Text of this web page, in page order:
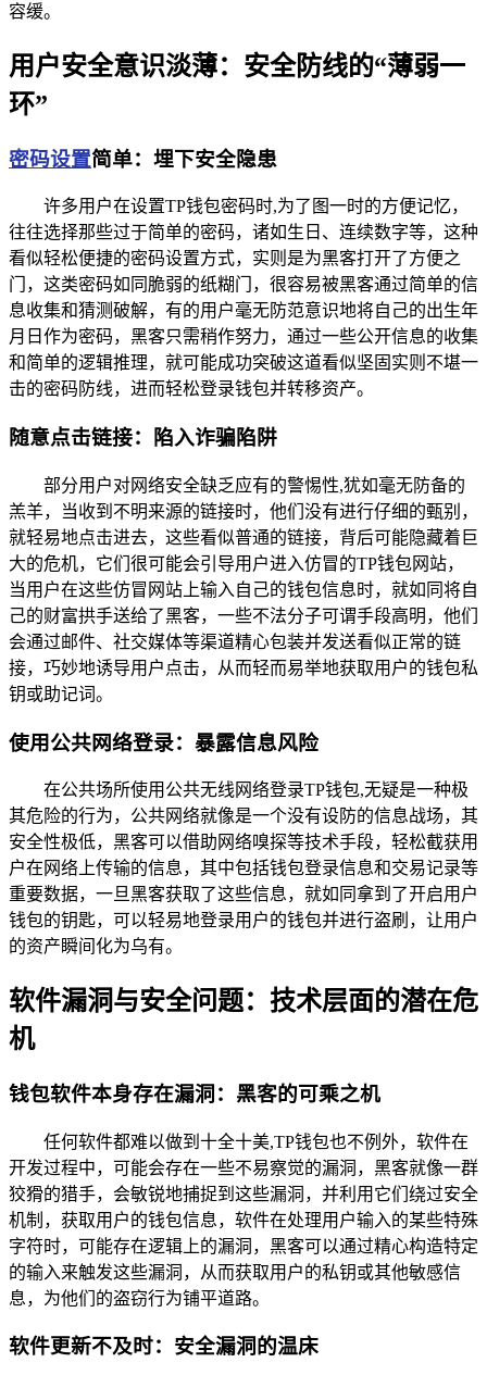
容缓。
用户安全意识淡薄：安全防线的“薄弱一
环”
密码设置简单：埋下安全隐患
许多用户在设置TP钱包密码时,为了图一时的方便记忆，
往往选择那些过于简单的密码，诸如生日、连续数字等，这种
看似轻松便捷的密码设置方式，实则是为黑客打开了方便之
门，这类密码如同脆弱的纸糊门，很容易被黑客通过简单的信
息收集和猜测破解，有的用户毫无防范意识地将自己的出生年
月日作为密码，黑客只需稍作努力，通过一些公开信息的收集
和简单的逻辑推理，就可能成功突破这道看似坚固实则不堪一
击的密码防线，进而轻松登录钱包并转移资产。
随意点击链接：陷入诈骗陷阱
部分用户对网络安全缺乏应有的警惕性,犹如毫无防备的
羔羊，当收到不明来源的链接时，他们没有进行仔细的甄别，
就轻易地点击进去，这些看似普通的链接，背后可能隐藏着巨
大的危机，它们很可能会引导用户进入仿冒的TP钱包网站，
当用户在这些仿冒网站上输入自己的钱包信息时，就如同将自
己的财富拱手送给了黑客，一些不法分子可谓手段高明，他们
会通过邮件、社交媒体等渠道精心包装并发送看似正常的链
接，巧妙地诱导用户点击，从而轻而易举地获取用户的钱包私
钥或助记词。
使用公共网络登录：暴露信息风险
在公共场所使用公共无线网络登录TP钱包,无疑是一种极
其危险的行为，公共网络就像是一个没有设防的信息战场，其
安全性极低，黑客可以借助网络嗅探等技术手段，轻松截获用
户在网络上传输的信息，其中包括钱包登录信息和交易记录等
重要数据，一旦黑客获取了这些信息，就如同拿到了开启用户
钱包的钥匙，可以轻易地登录用户的钱包并进行盗刷，让用户
的资产瞬间化为乌有。
软件漏洞与安全问题：技术层面的潜在危
机
钱包软件本身存在漏洞：黑客的可乘之机
任何软件都难以做到十全十美,TP钱包也不例外，软件在
开发过程中，可能会存在一些不易察觉的漏洞，黑客就像一群
狡猾的猎手，会敏锐地捕捉到这些漏洞，并利用它们绕过安全
机制，获取用户的钱包信息，软件在处理用户输入的某些特殊
字符时，可能存在逻辑上的漏洞，黑客可以通过精心构造特定
的输入来触发这些漏洞，从而获取用户的私钥或其他敏感信
息，为他们的盗窃行为铺平道路。
软件更新不及时：安全漏洞的温床